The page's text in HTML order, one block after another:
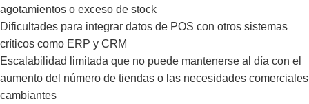
agotamientos o exceso de stock
Dificultades para integrar datos de POS con otros sistemas
críticos como ERP y CRM
Escalabilidad limitada que no puede mantenerse al día con el
aumento del número de tiendas o las necesidades comerciales
cambiantes